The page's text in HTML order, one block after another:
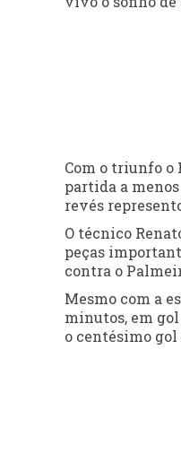
Com o triunfo o
partida a
revés
O técnico
peças
contra o
Mesmo com a
minutos, em
o centésimo